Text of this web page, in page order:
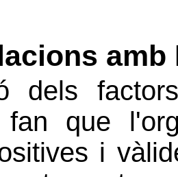
amb
dels
fan que
i